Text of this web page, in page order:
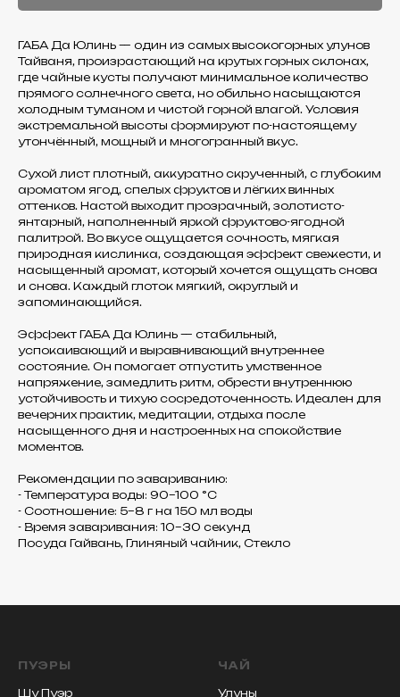
ГАБА Да Юлинь — один из самых высокогорных улунов
Тайваня, произрастающий на крутых горных склонах,
где чайные кусты получают минимальное количество
прямого солнечного света, но обильно насыщаются
холодным туманом и чистой горной влагой. Условия
экстремальной высоты формируют по-настоящему
утончённый, мощный и многогранный вкус.
Сухой лист плотный, аккуратно скрученный, с глубоким
ароматом ягод, спелых фруктов и лёгких винных
оттенков. Настой выходит прозрачный, золотисто-
янтарный, наполненный яркой фруктово-ягодной
палитрой. Во вкусе ощущается сочность, мягкая
природная кислинка, создающая эффект свежести, и
насыщенный аромат, который хочется ощущать снова
и снова. Каждый глоток мягкий, округлый и
запоминающийся.
Эффект ГАБА Да Юлинь — стабильный,
успокаивающий и выравнивающий внутреннее
состояние. Он помогает отпустить умственное
напряжение, замедлить ритм, обрести внутреннюю
устойчивость и тихую сосредоточенность. Идеален для
вечерних практик, медитации, отдыха после
насыщенного дня и настроенных на спокойствие
моментов.
Рекомендации по завариванию:
- Температура воды: 90–100 °C
- Соотношение: 5–8 г на 150 мл воды
- Время заваривания: 10–30 секунд
Посуда Гайвань, Глиняный чайник, Стекло
ПУЭРЫ
Шу Пуэр
ЧАЙ
Улуны